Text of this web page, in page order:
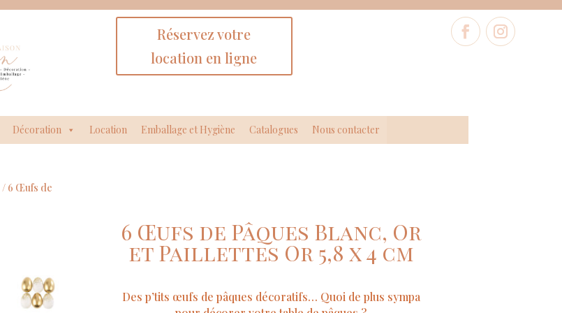
Réservez votre
location en ligne
Décoration Location Emballage et Hygiène Catalogues Nous contacter
/ 6 Œufs de
6 Œufs de Pâques Blanc, Or
et Paillettes Or 5,8 x 4 cm
Des p’tits œufs de pâques décoratifs… Quoi de plus sympa